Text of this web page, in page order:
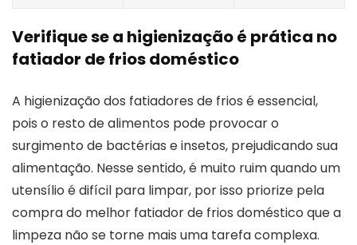
Verifique se a higienização é prática no
fatiador de frios doméstico
A higienização dos fatiadores de frios é essencial,
pois o resto de alimentos pode provocar o
surgimento de bactérias e insetos, prejudicando sua
alimentação. Nesse sentido, é muito ruim quando um
utensílio é difícil para limpar, por isso priorize pela
compra do melhor fatiador de frios doméstico que a
limpeza não se torne mais uma tarefa complexa.